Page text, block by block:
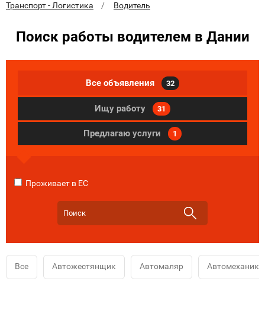
Транспорт - Логистика
Водитель
Поиск работы водителем в Дании
Все объявления 32
Ищу работу 31
Предлагаю услуги 1
Проживает в ЕС
Все Автожестянщик Автомаляр Автомеханик